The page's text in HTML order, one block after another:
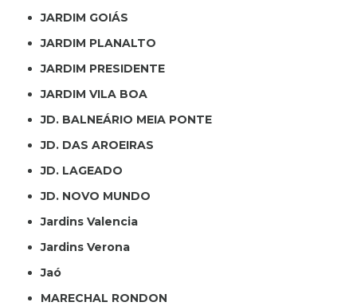
JARDIM GOIÁS
JARDIM PLANALTO
JARDIM PRESIDENTE
JARDIM VILA BOA
JD. BALNEÁRIO MEIA PONTE
JD. DAS AROEIRAS
JD. LAGEADO
JD. NOVO MUNDO
Jardins Valencia
Jardins Verona
Jaó
MARECHAL RONDON